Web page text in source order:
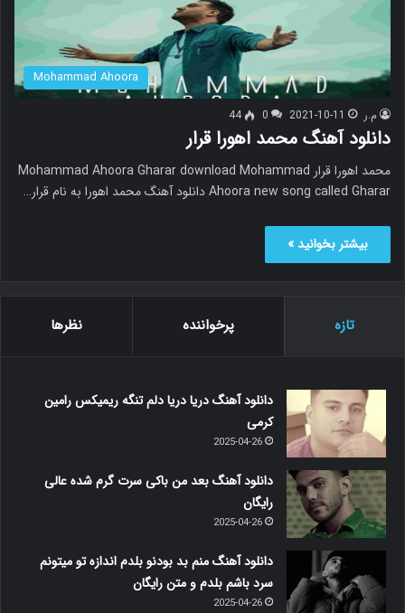
Mohammad Ahoora
م.ر 2021-10-11
0
44
دانلود آهنگ محمد اهورا قرار
محمد اهورا قرار Mohammad Ahoora Gharar download Mohammad
Ahoora new song called Gharar دانلود آهنگ محمد اهورا به نام قرار…
بیشتر بخوانید »
تازه پرخواننده نظرها
دانلود آهنگ دریا دریا دلم تنگه ریمیکس رامین
کرمی
2025-04-26
دانلود آهنگ بعد من باکی سرت گرم شده عالی
رایگان
2025-04-26
دانلود آهنگ منم بد بودنو بلدم اندازه تو میتونم
سرد باشم بلدم و متن رایگان
2025-04-26